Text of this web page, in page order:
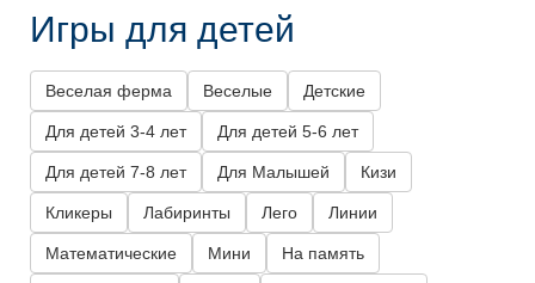
Игры для детей
Веселая ферма Веселые Детские
Для детей 3-4 лет Для детей 5-6 лет
Для детей 7-8 лет Для Малышей Кизи
Кликеры Лабиринты Лего Линии
Математические Мини На память